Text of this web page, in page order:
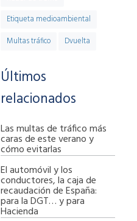
Etiqueta medioambiental
Multas tráfico
Dvuelta
Últimos
relacionados
Las multas de tráfico más
caras de este verano y
cómo evitarlas
El automóvil y los
conductores, la caja de
recaudación de España:
para la DGT… y para
Hacienda